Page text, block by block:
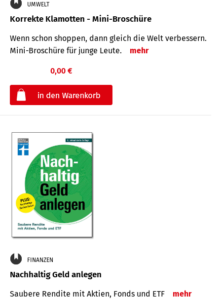
UMWELT
Korrekte Klamotten - Mini-Broschüre
Wenn schon shoppen, dann gleich die Welt verbessern.
Mini-Broschüre für junge Leute.
mehr
0,00 €
FINANZEN
Nachhaltig Geld anlegen
Saubere Rendite mit Aktien, Fonds und ETF mehr